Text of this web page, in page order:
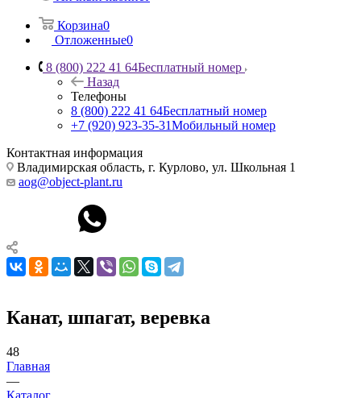
Корзина0
Отложенные0
8 (800) 222 41 64Бесплатный номер
Назад
Телефоны
8 (800) 222 41 64Бесплатный номер
+7 (920) 923-35-31Мобильный номер
Контактная информация
Владимирская область, г. Курлово, ул. Школьная 1
aog@object-plant.ru
Канат, шпагат, веревка
48
Главная
—
Каталог